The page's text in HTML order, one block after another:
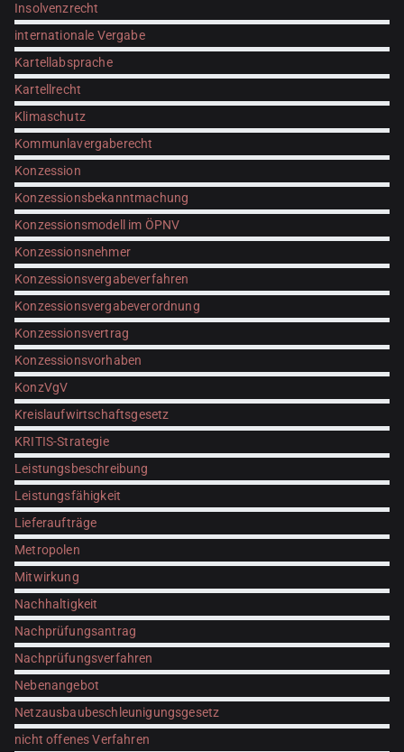
Insolvenzrecht
internationale Vergabe
Kartellabsprache
Kartellrecht
Klimaschutz
Kommunlavergaberecht
Konzession
Konzessionsbekanntmachung
Konzessionsmodell im ÖPNV
Konzessionsnehmer
Konzessionsvergabeverfahren
Konzessionsvergabeverordnung
Konzessionsvertrag
Konzessionsvorhaben
KonzVgV
Kreislaufwirtschaftsgesetz
KRITIS-Strategie
Leistungsbeschreibung
Leistungsfähigkeit
Lieferaufträge
Metropolen
Mitwirkung
Nachhaltigkeit
Nachprüfungsantrag
Nachprüfungsverfahren
Nebenangebot
Netzausbaubeschleunigungsgesetz
nicht offenes Verfahren